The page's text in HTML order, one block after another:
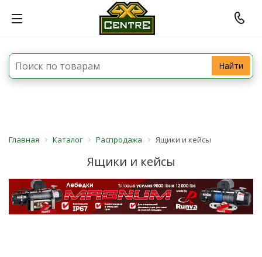
Найти
Главная Каталог Распродажа Ящики и кейсы
Ящики и кейсы